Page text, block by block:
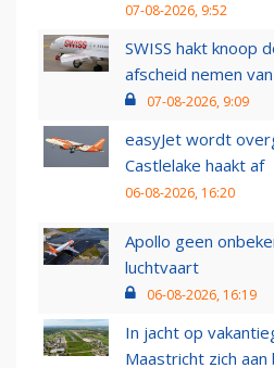
07-08-2026, 9:52
SWISS hakt knoop
afscheid nemen
07-08-2026, 9:09
easyJet wordt
Castlelake haakt af
06-08-2026, 16:20
Apollo geen
luchtvaart
06-08-2026, 16:19
In jacht op
Maastricht zich aan